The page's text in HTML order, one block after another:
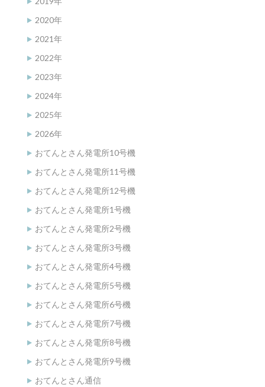
2020年
2021年
2022年
2023年
2024年
2025年
2026年
おてんとさん発電所10号機
おてんとさん発電所11号機
おてんとさん発電所12号機
おてんとさん発電所1号機
おてんとさん発電所2号機
おてんとさん発電所3号機
おてんとさん発電所4号機
おてんとさん発電所5号機
おてんとさん発電所6号機
おてんとさん発電所7号機
おてんとさん発電所8号機
おてんとさん発電所9号機
おてんとさん通信